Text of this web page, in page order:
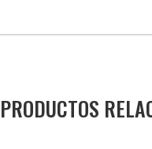
PRODUCTOS